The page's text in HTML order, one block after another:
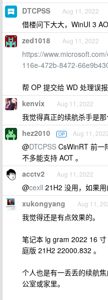
DTCPSS Aug 11, 2022
借楼问下大大，WinUI 3
zed1018 Aug 11, 2022
https://
116e-472b-8472-
帮 OP 提交给 WD 处理误
kenvix Aug 11, 2022
我觉得真正的续航杀手是
hez2010 OP Aug 11,
@DTCPSS CsWinRT 前一
不多能支持 AOT 。
acctv2 Aug 11, 2022
@cexll 21H2 没用，如果用
xukongyang Aug 11,
我觉得还是有点效果的。
笔记本 lg gram 2022 16
庭版 21H2 22000.832 。
个人也是有一丢丢的续航
公室或家里。